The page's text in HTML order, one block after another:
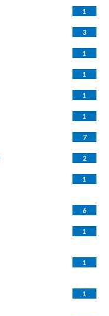
1
3
1
1
1
1
7
2
1
6
1
1
1